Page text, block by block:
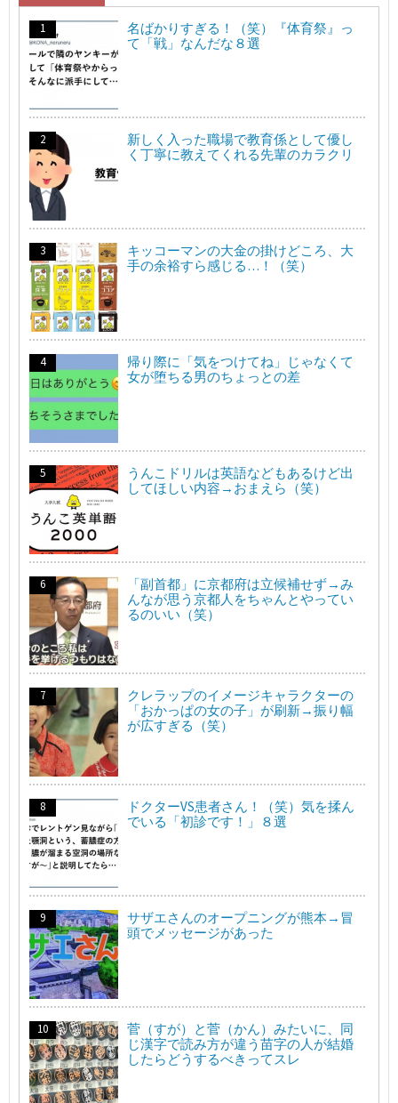
名ばかりすぎる！（笑）『体育祭』っ
て「戦」なんだな８選
新しく入った職場で教育係として優し
く丁寧に教えてくれる先輩のカラクリ
キッコーマンの大金の掛けどころ、大
手の余裕すら感じる…！（笑）
帰り際に「気をつけてね」じゃなくて
女が堕ちる男のちょっとの差
うんこドリルは英語などもあるけど出
してほしい内容→おまえら（笑）
「副首都」に京都府は立候補せず→み
んなが思う京都人をちゃんとやってい
るのいい（笑）
クレラップのイメージキャラクターの
「おかっぱの女の子」が刷新→振り幅
が広すぎる（笑）
ドクターVS患者さん！（笑）気を揉ん
でいる「初診です！」８選
サザエさんのオープニングが熊本→冒
頭でメッセージがあった
菅（すが）と菅（かん）みたいに、同
じ漢字で読み方が違う苗字の人が結婚
したらどうするべきってスレ